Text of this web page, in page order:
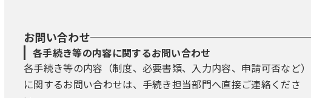
お問い合わせ
各手続き等の内容に関するお問い合わせ
各手続き等の内容（制度、必要書類、入力内容、申請可否など）
に関するお問い合わせは、手続き担当部門へ直接ご連絡くださ